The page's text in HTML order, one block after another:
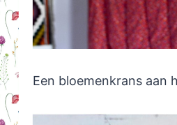
Een bloemenkrans aan